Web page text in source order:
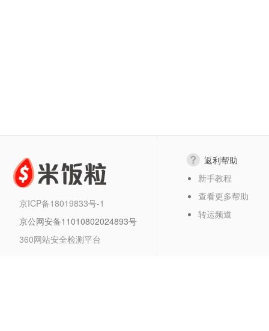
京ICP备18019833号-1
京公网安备11010802024893号
360网站安全检测平台
返利帮助
新手教程
查看更多帮助
转运频道